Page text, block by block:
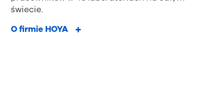
świecie.
O firmie HOYA